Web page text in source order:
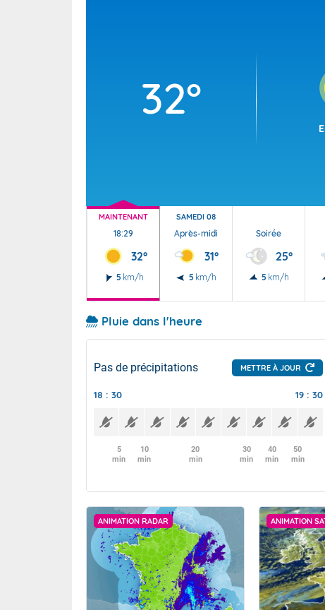
32°
MAINTENANT
18:29
32°
5 km/h
SAMEDI 08
Après-midi
31°
5 km/h
Soirée
25°
5 km/h
Pluie dans l'heure
Pas de précipitations METTRE À JOUR
18 : 30 19 : 30
5
min
10
min
20
min
30
min
40
min
50
min
ANIMATION RADAR ANIMATION